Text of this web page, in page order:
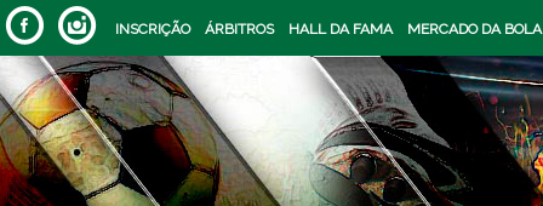
INSCRIÇÃO ÁRBITROS HALL DA FAMA MERCADO DA BOLA